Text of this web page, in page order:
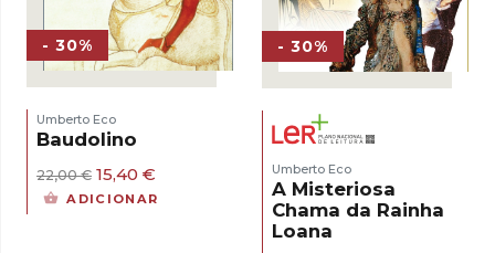
- 30%
Umberto Eco
Baudolino
22,00€ O
preço
original
15,40 €
preço
atual
ADICIONAR
- 30%
Umberto Eco
A Misteriosa
Chama da Rainha
Loana